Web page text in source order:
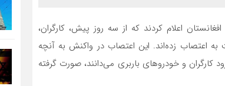
اعلام کردند که از سه روز پیش، کارگران،
به اعتصاب زده‌اند. این اعتصاب در واکنش به آنچه
کارگران و خودروهای باربری می‌دانند، صورت گرفته